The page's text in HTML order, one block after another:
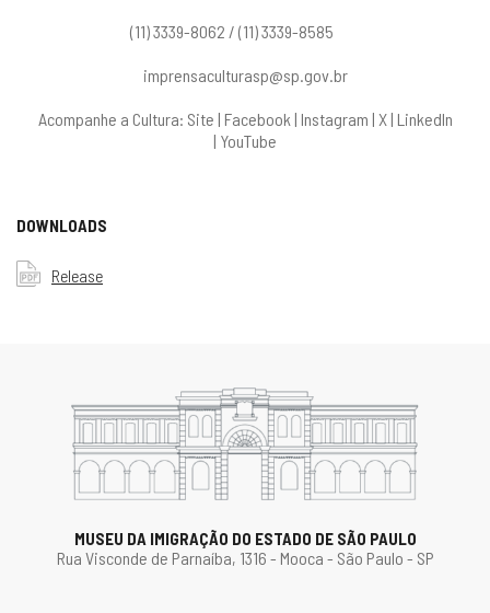
(11) 3339-8062 / (11) 3339-8585
imprensaculturasp@sp.gov.br
Acompanhe a Cultura: Site | Facebook | Instagram | X| LinkedIn
| YouTube
DOWNLOADS
Release
MUSEU DA IMIGRAÇÃO DO ESTADO DE SÃO PAULO
Rua Visconde de Parnaíba, 1316 - Mooca - São Paulo - SP